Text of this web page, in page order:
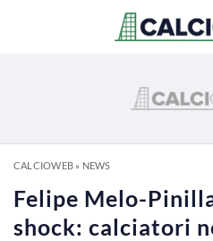
CALCIOWEB» NEWS
Felipe Melo-
shock: calciatori